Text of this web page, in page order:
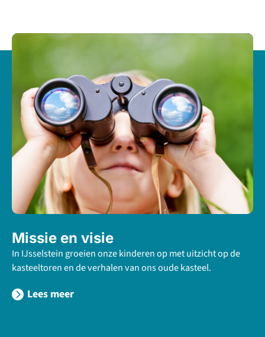
Missie en visie
In IJsselstein groeien onze kinderen op met uitzicht op de
kasteeltoren en de verhalen van ons oude kasteel.
Lees meer